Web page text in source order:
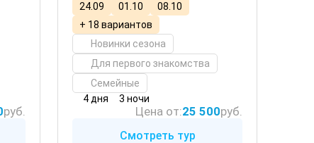
руб.
24.09
01.10
08.10
+ 18 вариантов
Новинки сезона
Для первого знакомства
Семейные
4 дня
3 ночи
Цена от:25 500руб.
Смотреть тур